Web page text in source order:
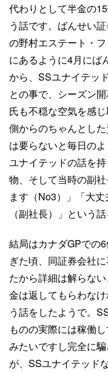
代わりとして半金の
う話です。ばんせい
の野村エステート・
にあるように4月にば
から、SSユナイテッ
との事で、シーズン
氏も不穏な空気を感
側からのちゃんとし
は要らないと毎日の
ユナイテッドの話を
物、そして当時の副
ます（No3）」「大
（副社長）」という
結局はカナダGPでの
ぎた頃、同証券会社
たから詳細は解らな
金は返してもらわな
う話をしたようで。
ものの実際には稼働
みたいですし完全に
が、SSユナイテッド